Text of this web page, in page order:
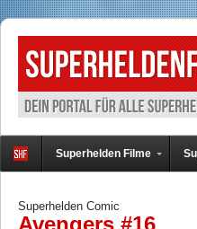
Superhelden Filme
Superhelden Comic
Avengers #16